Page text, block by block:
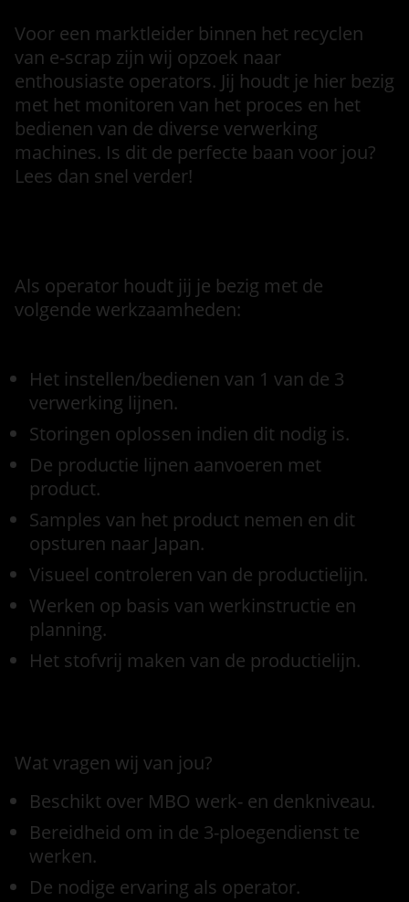
Voor een marktleider binnen het recyclen
van e-scrap zijn wij opzoek naar
enthousiaste operators. Jij houdt je hier bezig
met het monitoren van het proces en het
bedienen van de diverse verwerking
machines. Is dit de perfecte baan voor jou?
Lees dan snel verder!
Als operator houdt jij je bezig met de
volgende werkzaamheden:
Het instellen/bedienen van 1 van de 3
verwerking lijnen.
Storingen oplossen indien dit nodig is.
De productie lijnen aanvoeren met
product.
Samples van het product nemen en dit
opsturen naar Japan.
Visueel controleren van de productielijn.
Werken op basis van werkinstructie en
planning.
Het stofvrij maken van de productielijn.
Wat vragen wij van jou?
Beschikt over MBO werk- en denkniveau.
Bereidheid om in de 3-ploegendienst te
werken.
De nodige ervaring als operator.